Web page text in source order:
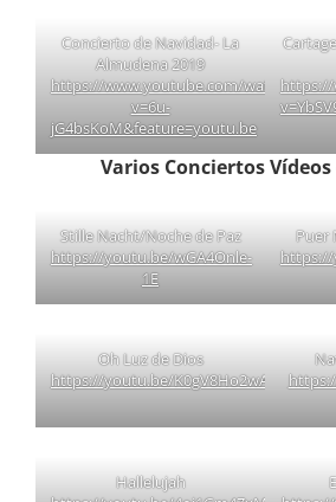
Concierto de Navidad- La
Almudena 2019
https://www.youtube.com/watch?
v=6u-
jG4bsKoM&feature=youtu.be
https://
Varios Conciertos Vídeos
Stille Nacht/Noche de Paz
https://youtu.be/wGA4Onle-
1E
Puer
https://
Oh Luz de Dios
https://youtu.be/K0gV8Ho2wAw
Hallelujah